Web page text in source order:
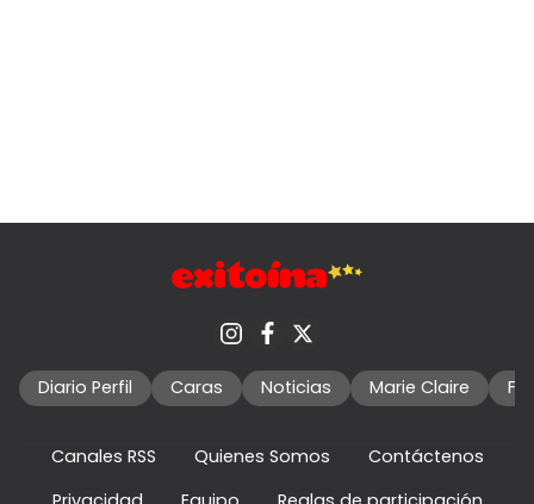
Diario Perfil Caras Noticias Marie Claire
Canales RSS Quienes Somos
Contáctenos